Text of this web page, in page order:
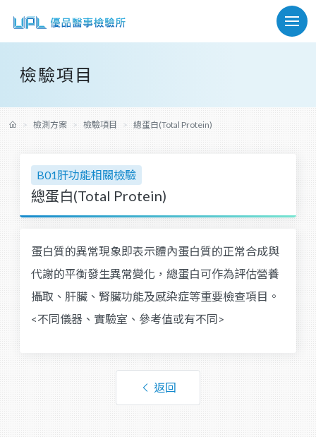
檢驗項目
檢測方案 檢驗項目 總蛋白(Total Protein)
總蛋白(Total Protein)
B01肝功能相關檢驗
蛋白質的異常現象即表示體內蛋白質的正常合成與
代謝的平衡發生異常變化，總蛋白可作為評估營養
攝取、肝臟、腎臟功能及感染症等重要檢查項目。
<不同儀器、實驗室、參考值或有不同>
返回